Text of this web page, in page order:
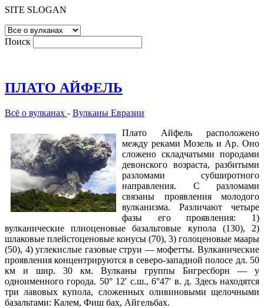
SITE SLOGAN
Поиск
ПЛАТО АЙФЕЛЬ
Всё о вулканах - Вулканы Евразии
Плато Айфель расположено
между реками Мозель и Ар. Оно
сложено складчатыми породами
девонского возраста, разбитыми
разломами субширотного
направления. С разломами
связаны проявления молодого
вулканизма. Различают четыре
фазы его проявления: 1)
вулканические плиоценовые базальтовые купола (130), 2)
шлаковые плейстоценовые конусы (70), 3) голоценовые маары
(50), 4) углекислые газовые струи — мофетты. Вулканические
проявления концентрируются в северо-западной полосе дл. 50
км и шир. 30 км. Вулканы группы Бигресборн — у
одноименного города. 50° 12' с.ш., 6°47' в. д. Здесь находятся
три лавовых купола, сложенных оливиновыми щелочными
базальтами: Калем, Фиш бах, Айгельбах.